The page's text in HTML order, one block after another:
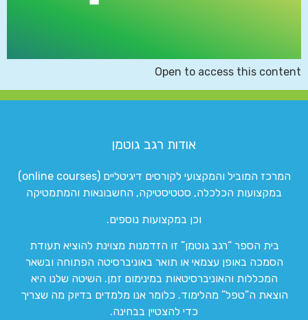
Open to access this content
אודות רגב גוטמן
המרכז המוביל והמקצועי לקורסים דיגיטליים (online courses)
במקצועות הכלכלה, סטטיסטיקה, החשבונאות והמתמטיקה
וכן במקצועות נוספים.
בית הספר “רגב גוטמן” זו הזדמנות מצוינת להוציא תעודת
הסמכה באופן עצמאי או תואר באוניברסיטה הפתוחה ובשאר
המכללות והאוניברסיטאות במינימום זמן. השיטה שלנו היא
הוצאת ה”טפל” מהלימוד. כלומר אנו מלמדים בדיוק מה שצריך
כדי להצטיין בבחינה.